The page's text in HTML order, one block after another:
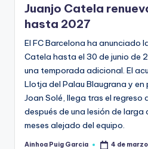
Juanjo Catela
hasta 2027
El FC Barcelona ha anunciado
Catela hasta el 30 de junio de
una temporada adicional. El
Llotja del Palau Blaugrana y
Joan Solé, llega tras el regreso
después de una lesión de larga
meses alejado del equipo.
Ainhoa Puig Garcia 4 de